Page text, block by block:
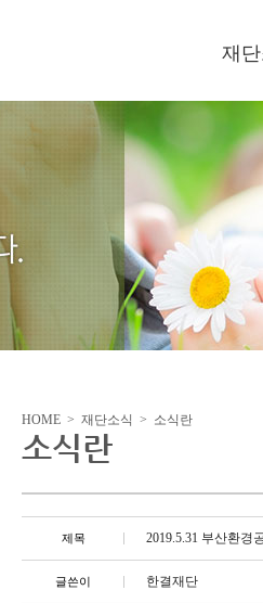
재
이사
미션/
연혁
HOME > 재단소식 > 소식란
소식란
제목 2019.5.31 부산환경
글쓴이 한결재단